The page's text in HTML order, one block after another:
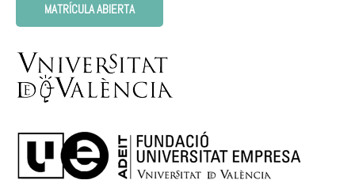
MATRÍCULA ABIERTA